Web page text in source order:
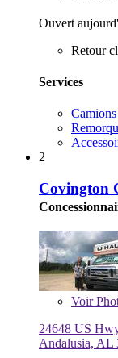
Ouvert
Retour
Services
2
Covington
Voir
24648 US
Andalusia, AL